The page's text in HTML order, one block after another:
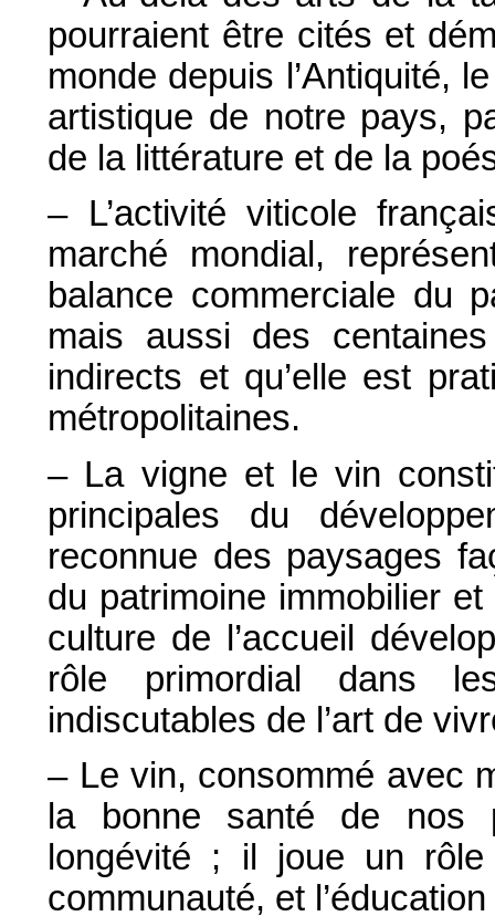
pourraient être cités et
monde depuis l’Antiquité,
artistique de notre pays,
de la littérature et de la
– L’activité viticole
marché mondial,
balance commerciale du
mais aussi des
indirects et qu’elle est
métropolitaines.
– La vigne et le vin
principales du
reconnue des paysages
du patrimoine immobilier
culture de l’accueil
rôle primordial dans
indiscutables de l’art de
– Le vin, consommé avec
la bonne santé de nos
longévité ; il joue un
communauté, et